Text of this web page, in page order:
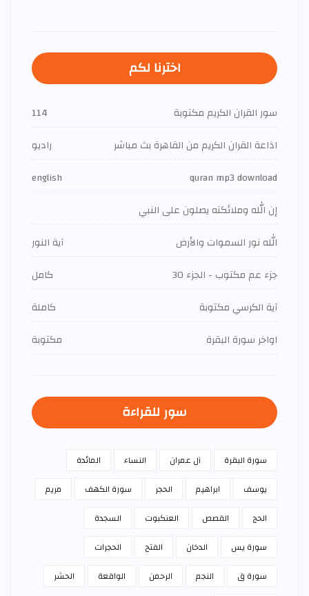
اخترنا لكم
سور القران الكريم مكتوبة
114
اذاعة القران الكريم من القاهرة بث مباشر
راديو
quran mp3 download
english
إن الله وملائكته يصلون على النبي
الله نور السموات والأرض
آية النور
جزء عم مكتوب - الجزء 30
كامل
آية الكرسي مكتوبة
كاملة
اواخر سورة البقرة
مكتوبة
سور للقراءة
سورة البقرة آل عمران النساء
المائدة
يوسف
ابراهيم الحجر سورة الكهف
مريم
الحج
القصص العنكبوت
السجدة
سورة يس
الدخان الفتح
الحجرات
سورة ق
النجم الرحمن الواقعة
الحشر